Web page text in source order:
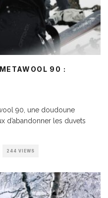
90 :
90, une doudoune
d’abandonner les duvets
244 VIEWS